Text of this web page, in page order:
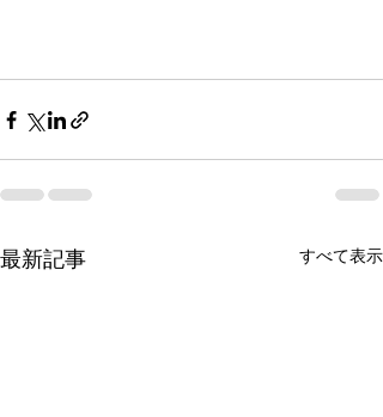
最新記事 すべて表示